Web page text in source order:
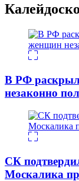
В РФ
незаконно
СК
Москалика